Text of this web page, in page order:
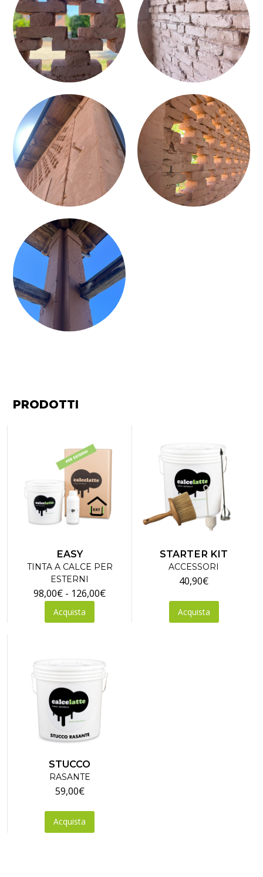
PRODOTTI
EASY
TINTA A CALCE PER
ESTERNI
98,00€ - 126,00€Fascia
prezzo:
a
126,00€
Acquista
prodotto
varianti.
Le
opzioni
possono
scelte
STARTER KIT
ACCESSORI
40,90€
Acquista
STUCCO
RASANTE
59,00€
Acquista